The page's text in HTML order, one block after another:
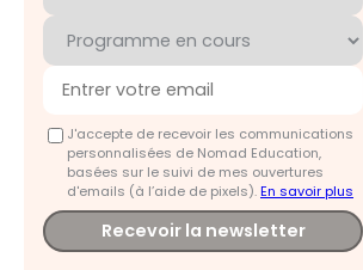
J'accepte de recevoir les communications
personnalisées de Nomad Education,
basées sur le suivi de mes ouvertures
d'emails (à l’aide de pixels).En savoir plus
Recevoir la newsletter